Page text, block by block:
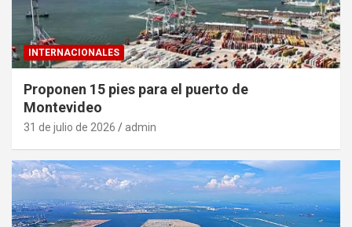
INTERNACIONALES
Proponen 15 pies para el puerto de
Montevideo
31 de julio de 2026 admin